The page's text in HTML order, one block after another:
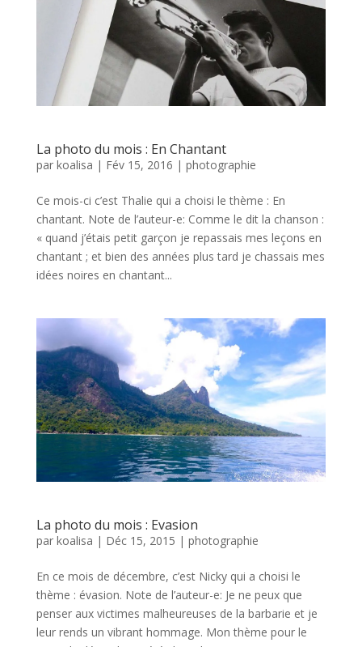
La photo du mois : En Chantant
par koalisa | Fév 15, 2016 | photographie
Ce mois-ci c’est Thalie qui a choisi le thème : En
chantant. Note de l’auteur-e: Comme le dit la chanson :
« quand j’étais petit garçon je repassais mes leçons en
chantant ; et bien des années plus tard je chassais mes
idées noires en chantant...
La photo du mois : Evasion
par koalisa | Déc 15, 2015 | photographie
En ce mois de décembre, c’est Nicky qui a choisi le
thème : évasion. Note de l’auteur-e: Je ne peux que
penser aux victimes malheureuses de la barbarie et je
leur rends un vibrant hommage. Mon thème pour le